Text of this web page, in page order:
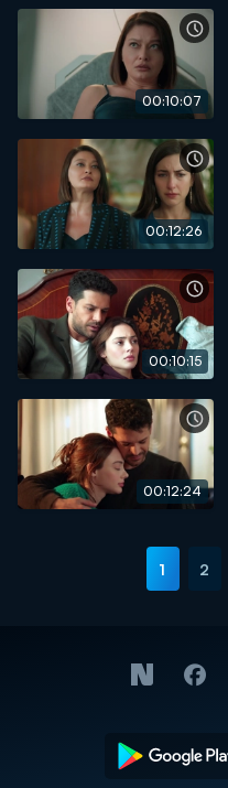
00:10:07
00:12:26
00:10:15
00:12:24
1 2